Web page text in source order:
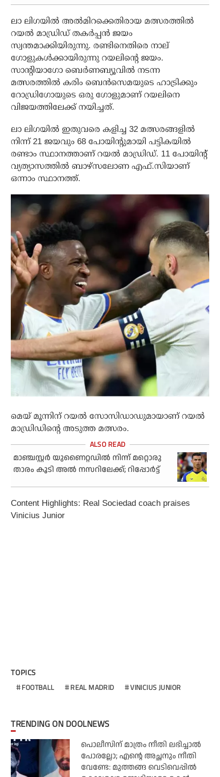
ലാ ലിഗയില്‍ അല്‍മിറക്കെതിരായ മത്സരത്തില്‍
റയല്‍ മാഡ്രിഡ് തകര്‍പ്പന്‍ ജയം
സ്വന്തമാക്കിയിരുന്നു. രണ്ടിനെതിരെ നാല്
ഗോളുകള്‍ക്കായിരുന്നു റയലിന്റെ ജയം.
സാന്റിയാഗോ ബെര്‍ണബ്യൂവില്‍ നടന്ന
മത്സരത്തില്‍ കരിം ബെന്‍സെമയുടെ ഹാട്രിക്കും
റോഡ്രിഗോയുടെ ഒരു ഗോളുമാണ് റയലിനെ
വിജയത്തിലേക്ക് നയിച്ചത്.
ലാ ലിഗയില്‍ ഇതുവരെ കളിച്ച 32 മത്സരങ്ങളില്‍
നിന്ന് 21 ജയവും 68 പോയിന്റുമായി പട്ടികയില്‍
രണ്ടാം സ്ഥാനത്താണ് റയല്‍ മാഡ്രിഡ്. 11 പോയിന്റ്
വ്യത്യാസത്തില്‍ ബാഴ്സലോണ എഫ്.സിയാണ്
ഒന്നാം സ്ഥാനത്ത്.
മെയ് മൂന്നിന് റയല്‍ സോസിഡാഡുമായാണ് റയല്‍
മാഡ്രിഡിന്റെ അടുത്ത മത്സരം.
മാഞ്ചസ്റ്റര്‍ യുണൈറ്റഡില്‍ നിന്ന് മറ്റൊരു
താരം കൂടി അല്‍ നസറിലേക്ക്; റിപ്പോര്‍ട്ട്
Content Highlights: Real Sociedad coach praises
Vinicius Junior
TOPICS
FOOTBALL REAL MADRID VINICIUS JUNIOR
TRENDING ON DOOLNEWS
പൊലീസിന് മാത്രം നീതി ലഭിച്ചാല്‍
പോരല്ലോ; എന്റെ അച്ഛനും നീതി
വേണ്ടേ: മുത്തങ്ങ വെടിവെപ്പില്‍